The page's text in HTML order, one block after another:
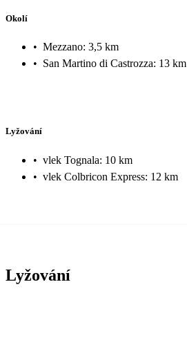
Okolí
• Mezzano: 3,5 km
• San Martino di Castrozza: 13 km
Lyžování
• vlek Tognala: 10 km
• vlek Colbricon Express: 12 km
Lyžování